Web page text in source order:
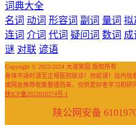
词典大全
名词 动词 形容词 副词 量词 拟
连词 介词 代词 疑问词 数词 成
谜 对联 谚语
Copyright © 2023-2024 大道家园 版权所有
身体不适时请至正规医院就诊！勿延误！站内
或网友推荐收集整理而来，仅供爱好者学习和研
陕ICP备2022010374号-1
陕公网安备